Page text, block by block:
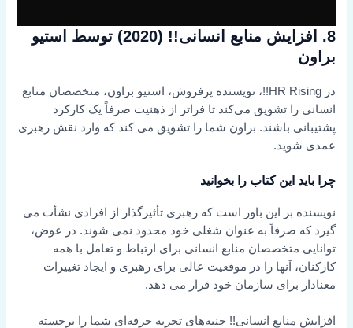
8. افزایش منابع انسانی!! (2020) توسط استیو
براون
در HR Rising!!، نویسنده پرفروش، استیو براون، متخصصان منابع
انسانی را تشویق می‌کند تا فراتر از ذهنیت صرفاً یک کارکرد
پشتیبانی باشند. براون شما را تشویق می کند که وارد نقش رهبری
عمدی شوید.
چرا باید این کتاب را بخوانید
نویسنده بر این باور است که رهبری تأثیرگذار از افرادی نشأت می
گیرد که صرفاً به عنوان شغلی خود محدود نمی شوند. در عوض،
توانایی متخصصان منابع انسانی برای ارتباط و تعامل با همه
کارکنان، آنها را در موقعیت عالی برای رهبری و ایجاد تغییرات
معنادار برای سازمان خود قرار می دهد.
افزایش منابع انسانی!! جنبه‌های تجربه حرفه‌ای شما را برجسته